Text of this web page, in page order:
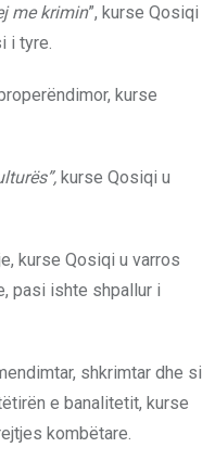
me krimin”, kurse Qosiqi
i tyre.
kurse
kurse Qosiqi u
kurse Qosiqi u varros
pasi ishte shpallur i
shkrimtar dhe si
e banalitetit, kurse
kombëtare.